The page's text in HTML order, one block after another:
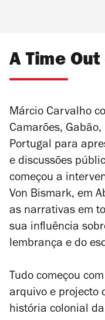
A Time Out
Márcio Carvalho
Camarões,
Portugal para
e discussões
começou a
Von Bismark, em
as narrativas em
sua influência
lembrança e do
Tudo começou
arquivo e projecto
história colonial